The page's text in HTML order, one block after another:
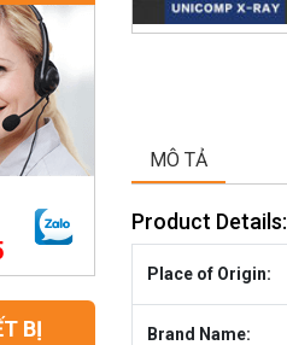
BỊ
MÔ TẢ
Product Details:
Place of Origin:
Brand Name: